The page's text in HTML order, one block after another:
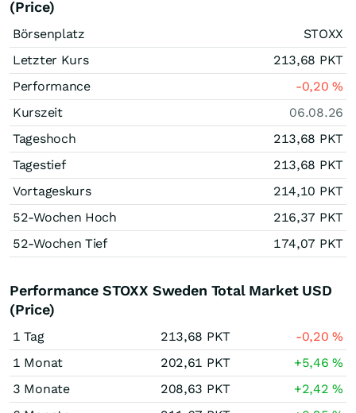
(Price)
Börsenplatz
STOXX
Letzter Kurs
213,68 PKT
Performance
-0,20%
Kurszeit
06.08.26
Tageshoch
213,68 PKT
Tagestief
213,68 PKT
Vortageskurs
214,10 PKT
52-Wochen Hoch
216,37 PKT
52-Wochen Tief
174,07 PKT
Performance STOXX Sweden Total Market USD
(Price)
1 Tag 213,68 PKT -0,20%
1 Monat
202,61 PKT +5,46%
3 Monate
208,63 PKT +2,42%